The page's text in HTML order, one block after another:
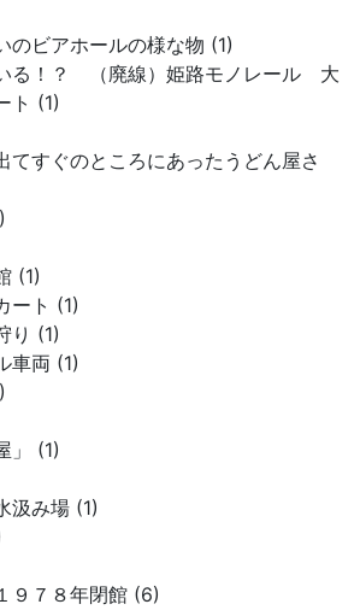
のビアホールの様な物 (1)
る！？ （廃線）姫路モノレール 大
ト (1)
てすぐのところにあったうどん屋さ
(1)
ート (1)
り (1)
車両 (1)
」 (1)
汲み場 (1)
７８年閉館 (6)